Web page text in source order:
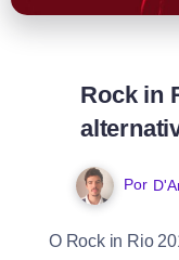
Rock in
Por
O Rock in Rio